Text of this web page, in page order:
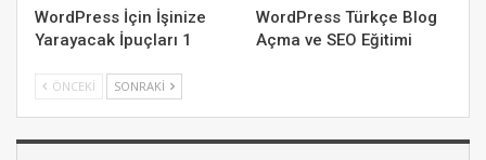
WordPress İçin İşinize
Yarayacak İpuçları 1
WordPress Türkçe Blog
Açma ve SEO Eğitimi
ÖNCEKI SONRAKI